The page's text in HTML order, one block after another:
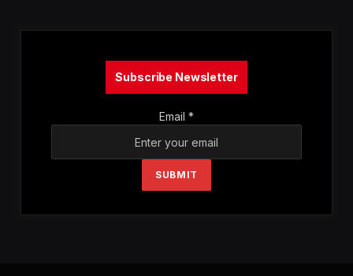
Subscribe Newsletter
Email *
SUBMIT